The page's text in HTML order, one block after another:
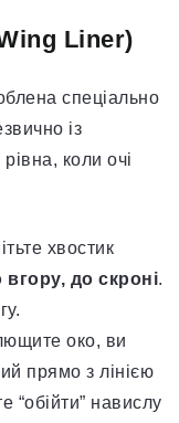
Liner)
спеціально
із
коли очі
хвостик
вгору, до скроні.
око, ви
прямо з лінією
“обійти” навислу